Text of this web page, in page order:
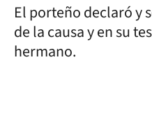
El porteño declaró y
de la causa y en su
hermano.